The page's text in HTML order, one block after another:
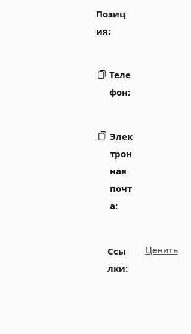
Позиц
ия:
Теле
фон:
Элек
трон
ная
почт
а:
Ссы
лки:
Ценить